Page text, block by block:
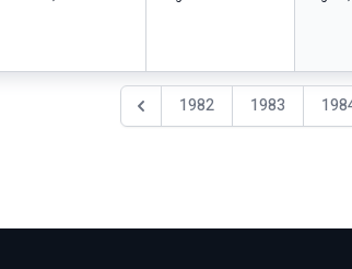
Föregående år
1982 1983